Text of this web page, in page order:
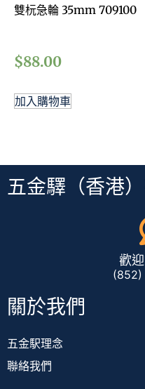
雙杬急輪 35mm 709100
$88.00
加入購物車
五金驛（香港
歡
(852)
關於我們
五金駅理念
聯絡我們